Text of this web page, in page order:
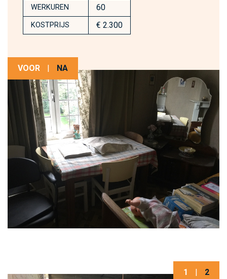
WERKUREN 60
KOSTPRIJS € 2.300
VOOR | NA
1 2